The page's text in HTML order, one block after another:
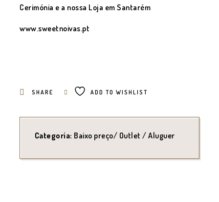
Cerimónia e a nossa Loja em Santarém
www.sweetnoivas.pt
SHARE ADD TO WISHLIST
Categoria: Baixo preço/ Outlet / Aluguer